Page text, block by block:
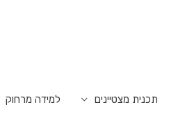
תכנית מצטיינים למידה מרחוק